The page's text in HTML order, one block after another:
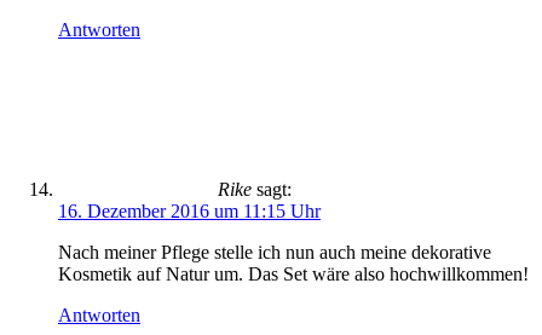
Antworten
Rike sagt:
16. Dezember 2016 um 11:15 Uhr
Nach meiner Pflege stelle ich nun auch meine dekorative
Kosmetik auf Natur um. Das Set wäre also hochwillkommen!
Antworten